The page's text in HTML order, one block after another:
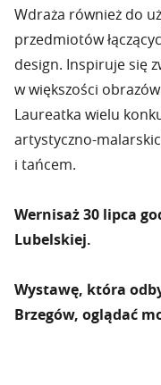
Wdraża również do
przedmiotów
design. Inspiruje się
w większości
Laureatka wielu
artystyczno-
i tańcem.
Wernisaż 30 lipca
Lubelskiej.
Wystawę, która
Brzegów, oglądać